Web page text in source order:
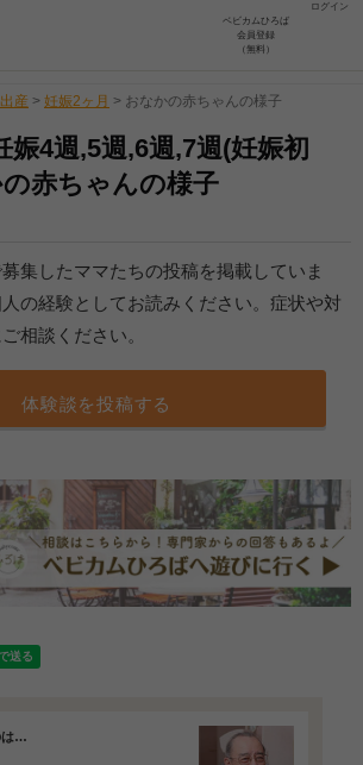
ログイン
ベビカムひろば
会員登録
（無料）
産 > 妊娠2ヶ月 > おなかの赤ちゃんの様子
娠4週,5週,6週,7週(妊娠初
赤ちゃんの様子
集したママたちの投稿を掲載していま
の経験としてお読みください。症状や対
相談ください。
体験談を投稿する
は…